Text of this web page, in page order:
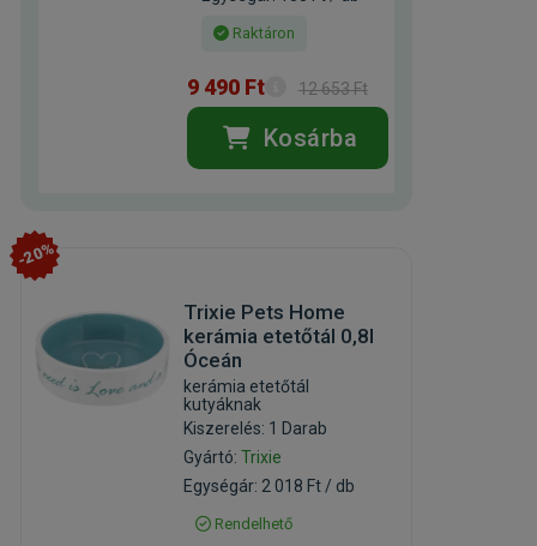
Raktáron
9 490 Ft 12 653 Ft
Kosárba
-20%
Trixie Pets Home
kerámia etetőtál 0,8l
Óceán
kerámia etetőtál
kutyáknak
Kiszerelés: 1 Darab
Gyártó:Trixie
Egységár: 2 018 Ft / db
Rendelhető